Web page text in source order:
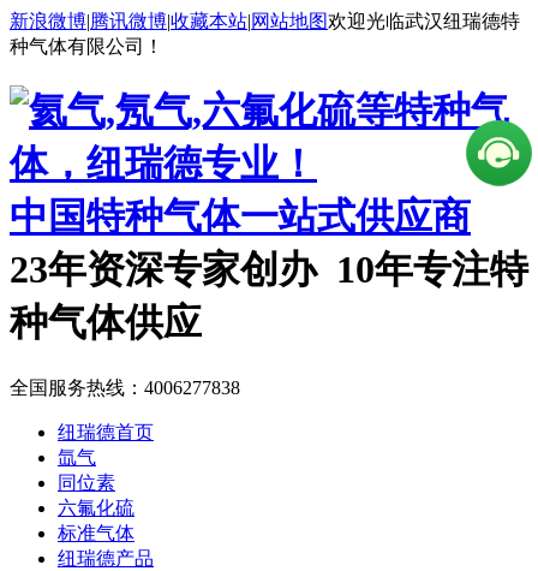
新浪微博|腾讯微博|收藏本站|网站地图欢迎光临武汉纽瑞德特
种气体有限公司！
中国特种气体一站式供应商
23年资深专家创办 10年专注特
种气体供应
全国服务热线： 4006277838
纽瑞德首页
氙气
同位素
六氟化硫
标准气体
纽瑞德产品